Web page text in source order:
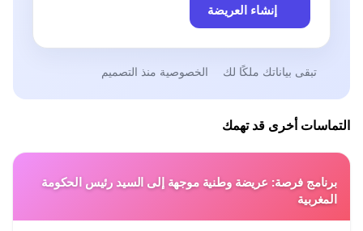
إنشاء العريضة
تبقى بياناتك ملكًا لك الخصوصية منذ التصميم
التماسات أخرى قد تهمك
برنامج فرصة: عريضة وطنية موجهة إلى السيد رئيس الحكومة
المغربية